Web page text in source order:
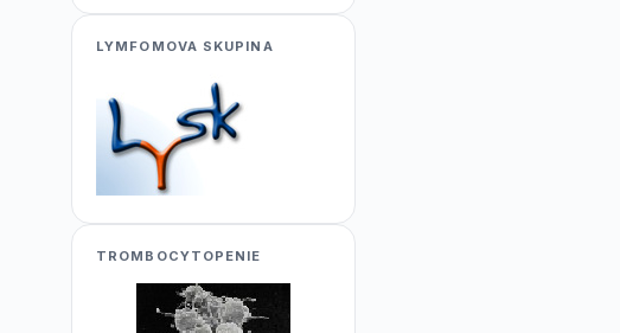
LYMFOMOVA SKUPINA
TROMBOCYTOPENIE